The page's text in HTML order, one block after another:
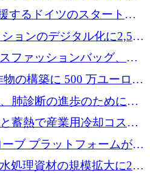
るために 640 万ポンドを
するドイツのスタートア
ルを調達、シリコンバレ
ンを選んだと語る
ョンのデジタル化に2,500
ファッションバッグ、繊
7桁の資金調達
物の構築に 500 万ユーロを
、肺診断の進歩のために
蓄熱で産業用冷却コスト
万ドルを調達
ブ プラットフォームが
ーに到達し、Whering が
処理資材の規模拡大に240